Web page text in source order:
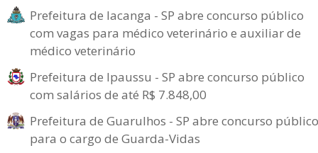
Prefeitura de Iacanga - SP abre concurso público
com vagas para médico veterinário e auxiliar de
médico veterinário
Prefeitura de Ipaussu - SP abre concurso público
com salários de até R$ 7.848,00
Prefeitura de Guarulhos - SP abre concurso público
para o cargo de Guarda-Vidas